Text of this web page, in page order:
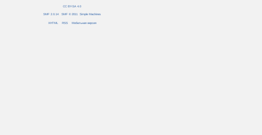
CC BY-SA 4.0
SMF 2.0.14 SMF © 2011 Simple Machines
XHTML RSS Мобильная версия